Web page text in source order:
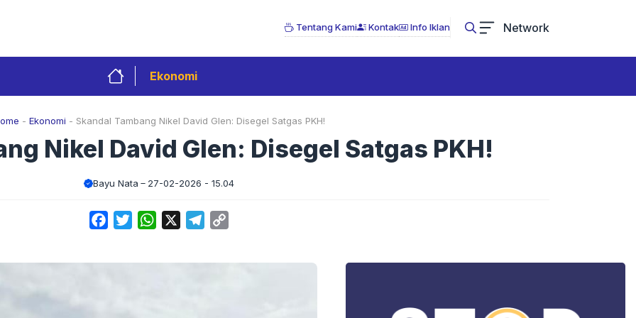
Tentang Kami Kontak Info Iklan Network
Ekonomi
- Ekonomi - Skandal Tambang Nikel David Glen: Disegel Satgas PKH!
Nikel David Glen: Disegel Satgas PKH!
Bayu Nata 27-02-2026 - 15.04
FacebookTwitterWhatsApp Telegram